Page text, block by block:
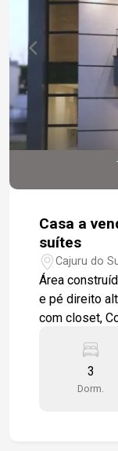
Entrada de
veículos
Casa a
suítes
Cajuru do
Área
e pé direito
com closet,
boiler e condensador.
Sistema de
ar-
3
Dorm.